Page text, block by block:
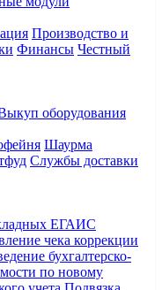
Производство и
Финансы Честный
оборудования
Шаурма
Службы доставки
ЕГАИС
чека коррекции
бухгалтерско-
по новому